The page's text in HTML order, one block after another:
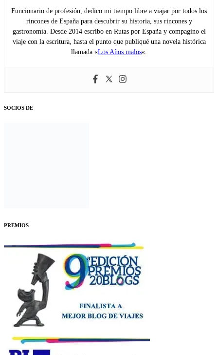
Funcionario de profesión, dedico mi tiempo libre a viajar por todos los
rincones de España para descubrir su historia, sus rincones y
gastronomía. Desde 2014 escribo en Rutas por España y compagino el
viaje con la escritura, hasta el punto que publiqué una novela histórica
llamada «Los Años malos«.
SOCIOS DE
PREMIOS